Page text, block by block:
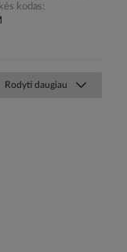
kodas
Rodyti daugiau